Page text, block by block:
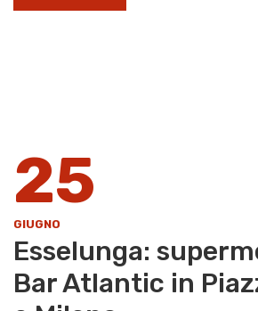
25
GIUGNO
Esselunga:
Bar Atlantic in